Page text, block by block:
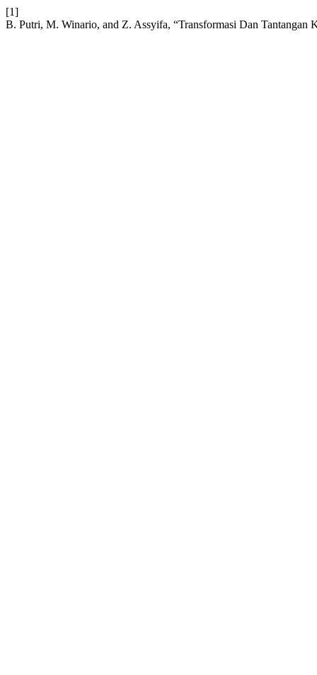
[1]
B. Putri, M. Winario, and Z. Assyifa, “Transformasi Dan Tantangan